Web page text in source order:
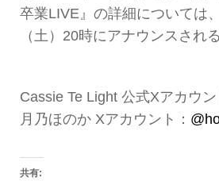
卒業LIVE』の詳細については
（土）20時にアナウンスされる
Cassie Te Light 公式Xアカウン
月乃ほのか Xアカウント：
共有: